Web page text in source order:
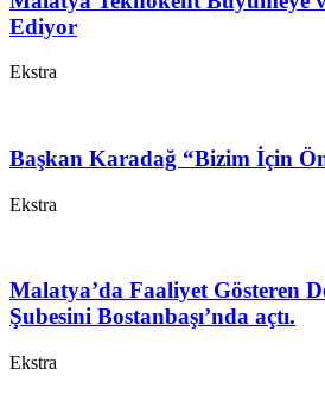
Ediyor
Ekstra
Başkan Karadağ “Bizim İçin
Ekstra
Malatya’da Faaliyet Gösteren
Şubesini Bostanbaşı’nda açtı.
Ekstra